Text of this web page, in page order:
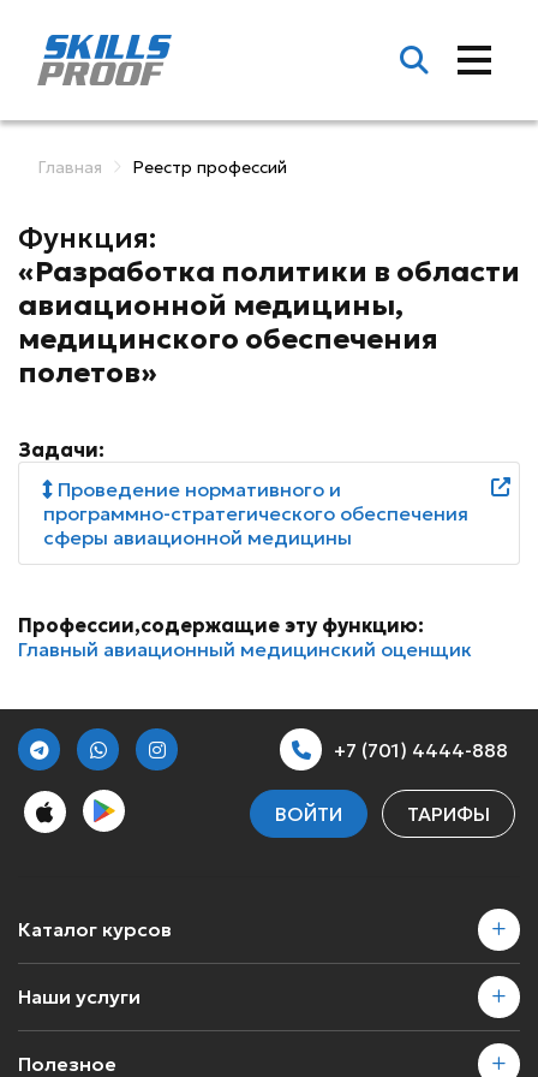
Главная Реестр профессий
Функция:
«Разработка политики в области
авиационной медицины,
медицинского обеспечения
полетов»
Задачи:
Проведение нормативного и
программно-стратегического обеспечения
сферы авиационной медицины
Профессии,содержащие эту функцию:
Главный авиационный медицинский оценщик
+7 (701) 4444-888
ВОЙТИ ТАРИФЫ
Каталог курсов
Наши услуги
Полезное